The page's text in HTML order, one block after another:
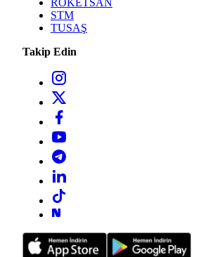
ROKETSAN
STM
TUSAŞ
Takip Edin